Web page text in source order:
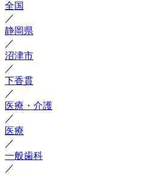
全国
／
静岡県
／
沼津市
／
下香貫
／
医療・介護
／
医療
／
一般歯科
／